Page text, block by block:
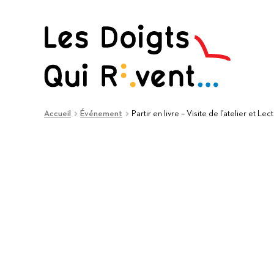
navigation
contenu
Accueil Événement Partir en livre – Visite de l’atelier et